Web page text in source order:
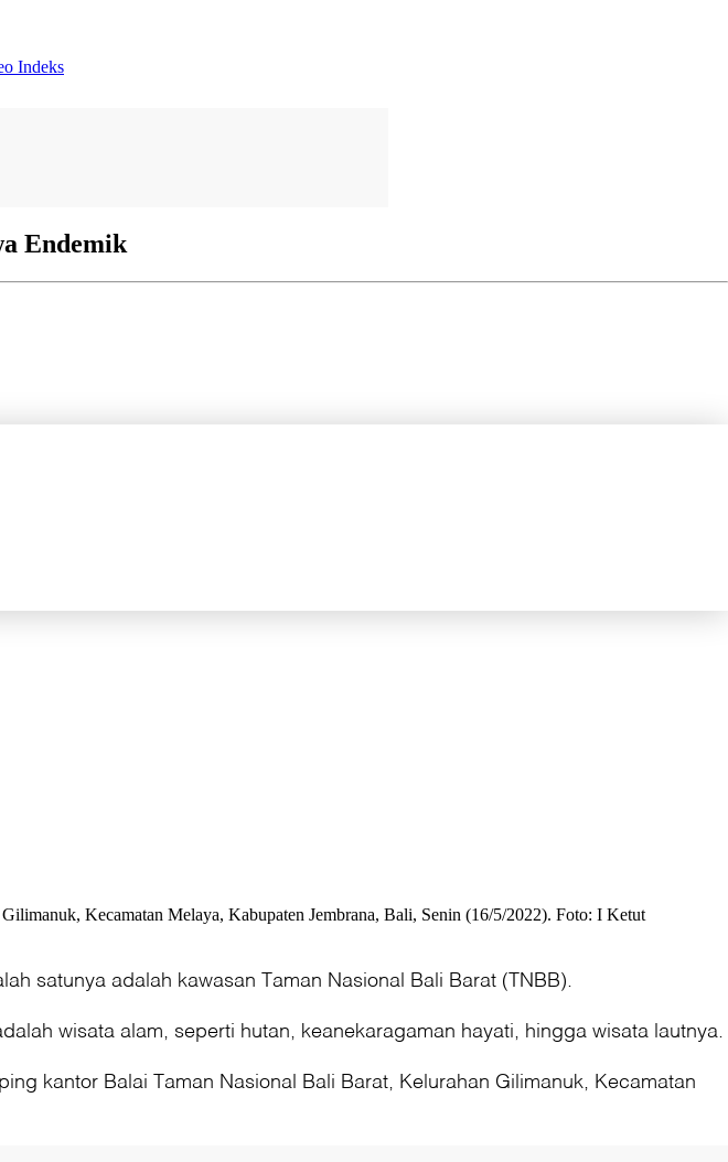
Indeks
Endemik
Kecamatan Melaya, Kabupaten Jembrana, Bali, Senin (16/5/2022). Foto: I Ketut
satunya adalah kawasan Taman Nasional Bali Barat (TNBB).
wisata alam, seperti hutan, keanekaragaman hayati, hingga wisata lautnya.
kantor Balai Taman Nasional Bali Barat, Kelurahan Gilimanuk, Kecamatan